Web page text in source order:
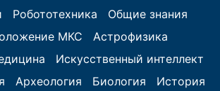
Робототехника
Общие знания
МКС
Астрофизика
Искусственный интеллект
Археология Биология История